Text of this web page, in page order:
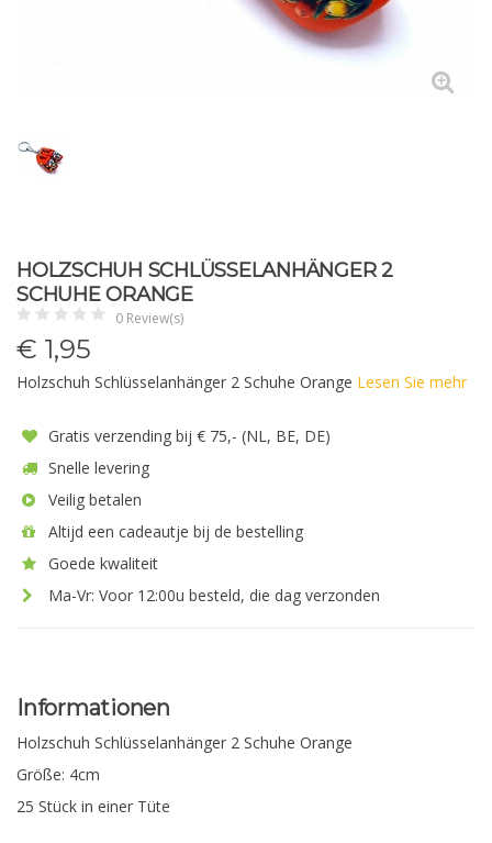
HOLZSCHUH SCHLÜSSELANHÄNGER 2
SCHUHE ORANGE
0 Review(s)
€ 1,95
Holzschuh Schlüsselanhänger 2 Schuhe Orange Lesen Sie mehr
Gratis verzending bij € 75,- (NL, BE, DE)
Snelle levering
Veilig betalen
Altijd een cadeautje bij de bestelling
Goede kwaliteit
Ma-Vr: Voor 12:00u besteld, die dag verzonden
Informationen
Holzschuh Schlüsselanhänger 2 Schuhe Orange
Größe: 4cm
25 Stück in einer Tüte